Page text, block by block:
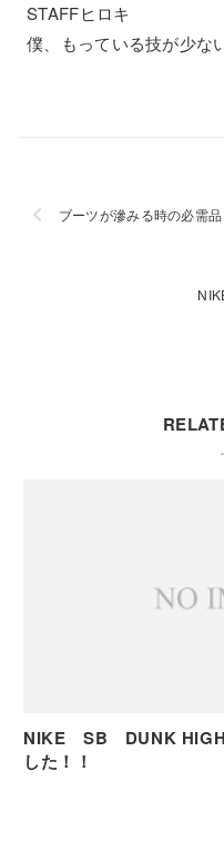
STAFFヒロキ
僕、もっている技が少な
ブーツが滲みる時の必
NIKE SB DUNK HIGH CALIFORNIA 再入荷しま
した！！